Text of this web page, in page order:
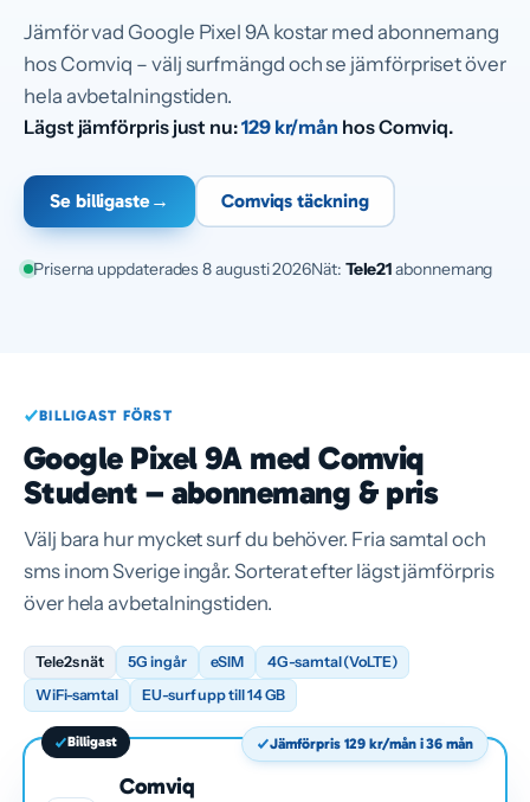
Jämför vad Google Pixel 9A kostar med abonnemang
hos Comviq – välj surfmängd och se jämförpriset över
hela avbetalningstiden.
Lägst jämförpris just nu:129 kr/mån hos Comviq.
Se billigaste→ Comviqs täckning
Priserna uppdaterades 8 augusti 2026Nät: Tele21abonnemang
BILLIGAST FÖRST
Google Pixel 9A med Comviq
Student – abonnemang & pris
Välj bara hur mycket surf du behöver. Fria samtal och
sms inom Sverige ingår. Sorterat efter lägst jämförpris
över hela avbetalningstiden.
Tele2s nät 5G ingår eSIM
4G-samtal (VoLTE)
WiFi-samtal
EU-surf upp till 14 GB
Billigast
Comviq
Jämförpris 129 kr/mån i 36 mån